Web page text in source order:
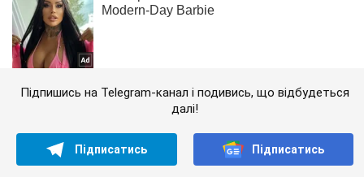
Підпишись на Telegram-канал і подивись, що відбудеться
далі!
Підписатись Підписатись